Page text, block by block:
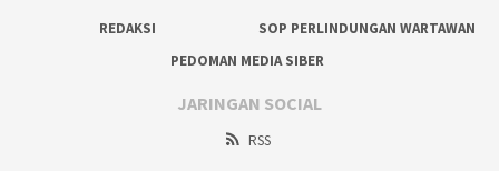
REDAKSI
SOP PERLINDUNGAN WARTAWAN
PEDOMAN MEDIA SIBER
JARINGAN SOCIAL
RSS